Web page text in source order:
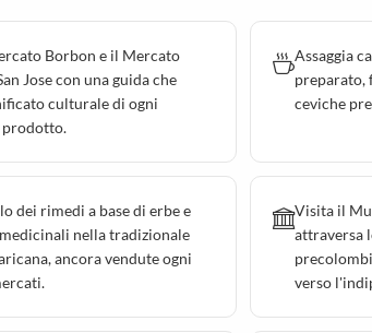
Borbon e il Mercato
Jose con una guida che
culturale di ogni
prodotto.
Assaggia
preparato,
ceviche
dei rimedi a base di erbe e
nella tradizionale
ancora vendute ogni
Visita il
attraversa
verso